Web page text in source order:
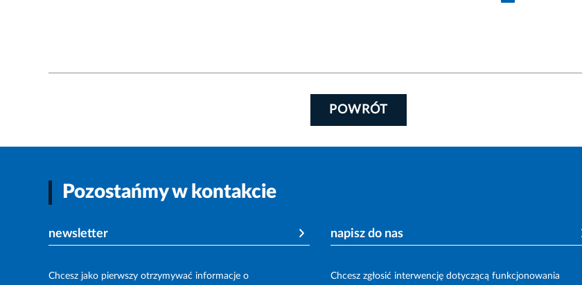
POWRÓT
Pozostańmy w kontakcie
newsletter
Chcesz jako pierwszy otrzymywać informacje o
napisz do nas
Chcesz zgłosić interwencję dotyczącą funkcjonowania